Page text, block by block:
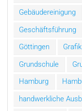
Gebäudereinigung
Geschäftsführung
Göttingen
Grafik
Grundschule
Hamburg
handwerkliche